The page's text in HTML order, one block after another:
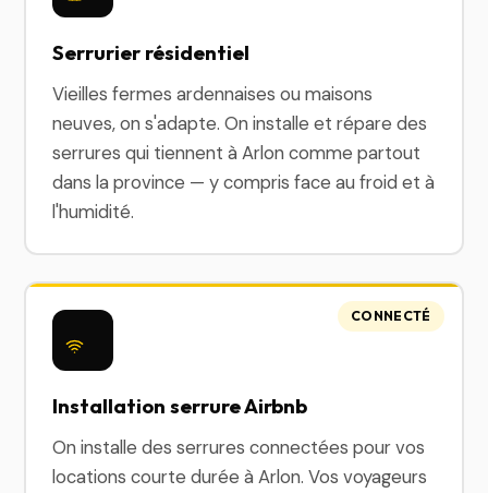
Serrurier résidentiel
Vieilles fermes ardennaises ou maisons
neuves, on s'adapte. On installe et répare des
serrures qui tiennent à Arlon comme partout
dans la province — y compris face au froid et à
l'humidité.
Installation serrure Airbnb
On installe des serrures connectées pour vos
locations courte durée à Arlon. Vos voyageurs
CONNECTÉ